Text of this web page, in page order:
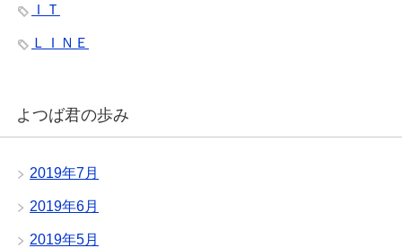
ＩＴ
ＬＩＮＥ
よつば君の歩み
2019年7月
2019年6月
2019年5月